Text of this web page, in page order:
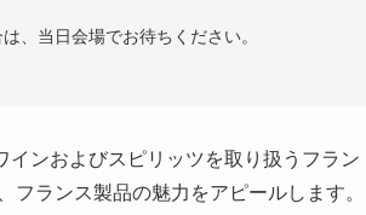
、当日会場でお待ちください。
ンおよびスピリッツを取り扱うフラン
ランス製品の魅力をアピールします。